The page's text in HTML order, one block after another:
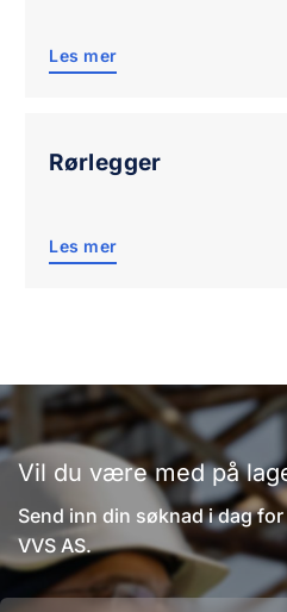
Les mer
Rørlegger
Les mer
Vil du være med på
Send inn din søknad i dag
VVS AS.